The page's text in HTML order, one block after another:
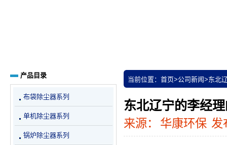
当前位置： 首页>公司新闻>东北
东北辽宁的李经
来源： 华康环保 发
产品目录
布袋除尘器系列
单机除尘器系列
锅炉除尘器系列